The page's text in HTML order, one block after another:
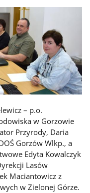
– p.o.
w Gorzowie
Przyrody, Daria
Gorzów Wlkp., a
Edyta Kowalczyk
Lasów
Maciantowicz z
w Zielonej Górze.